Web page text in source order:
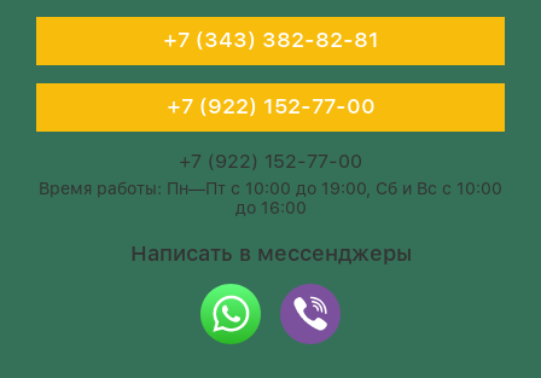
+7 (343) 382-82-81
+7 (922) 152-77-00
+7 (922) 152-77-00
Время работы: Пн—Пт с 10:00 до 19:00, Сб и Вс с 10:00
до 16:00
Написать в мессенджеры